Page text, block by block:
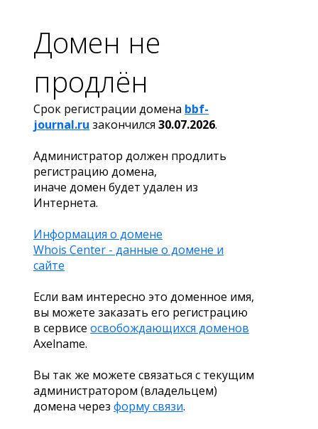
Домен не
продлён
Срок регистрации домена bbf-
journal.ru закончился 30.07.2026.
Администратор должен продлить
регистрацию домена,
иначе домен будет удален из
Интернета.
Информация о домене
Whois Center - данные о домене и
сайте
Если вам интересно это доменное имя,
вы можете заказать его регистрацию
в сервисе освобождающихся доменов
Axelname.
Вы так же можете связаться с текущим
администратором (владельцем)
домена через форму связи.